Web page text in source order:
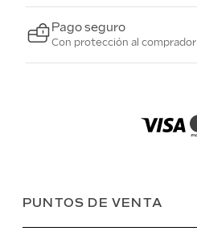
Pago seguro
Con protección al comprador
PUNTOS DE VENTA